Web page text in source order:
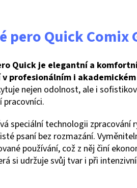
pero Quick Comix
Quick je elegantní a
v profesionálním i
nejen odolnost, ale i
pracovníci.
speciální technologii
psaní bez rozmazání.
používání, což z něj činí
si udržuje svůj tvar i při